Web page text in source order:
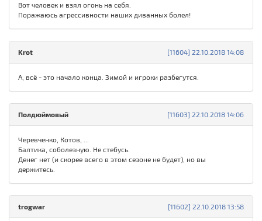
Вот человек и взял огонь на себя.
Поражаюсь агрессивности наших диванных болел!
[11604] 22.10.2018 14:08
Krot
А, всё - это начало конца. Зимой и игроки разбегутся.
[11603] 22.10.2018 14:06
Полдюймовый
Черевченко, Котов, ...
Балтика, соболезную. Не стебусь.
Денег нет (и скорее всего в этом сезоне не будет), но вы
держитесь.
[11602] 22.10.2018 13:58
trogwar